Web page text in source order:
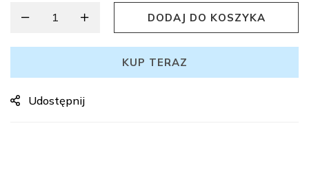
DODAJ DO KOSZYKA
KUP TERAZ
Udostępnij